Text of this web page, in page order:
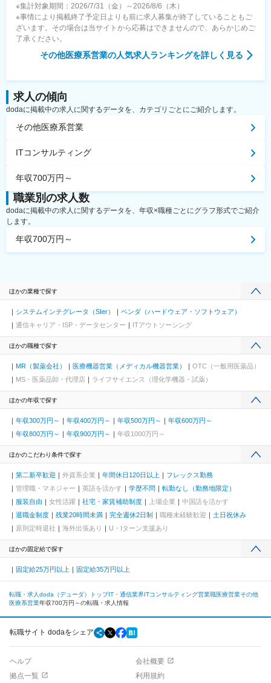
※集計対象期間：2026/7/31（金）～2026/8/6（木）
※事情により掲載終了予定日よりも前に求人募集が終了していることもご
ざいます。その場合は当サイトから応募はできませんので、あらかじめご
了承ください。
その他医療系営業の人気求人ランキングを詳しく見る
求人の傾向
dodaに掲載中の求人に関するデータを、カテゴリごとにご紹介します。
その他医療系営業
ITコンサルティング
年収700万円～
職業別の求人数
dodaに掲載中の求人に関するデータを、年収×職種ごとにグラフ形式でご紹介
します。
年収700万円～
ほかの業種で探す
システムインテグレータ（SIer）
ベンダ（ハードウェア・ソフトウェア）
通信キャリア・ISP・データセンター
ITアウトソーシング
ほかの職種で探す
MR（製薬会社） 医療機器営業（メディカル機器営業）
OTC（一般用医薬品）
MS・医薬品卸・代理店
ライフサイエンス（理化学機器・試薬）
ほかの年収で探す
年収300万円～ 年収400万円～ 年収500万円～
年収600万円～
年収800万円～
年収900万円～ 年収1000万円～
ほかのこだわり条件で探す
第二新卒歓迎 外資系企業 年間休日120日以上
フレックス勤務
管理職・マネジャー
英語を活かす 学歴不問
転勤なし（勤務地限定）
服装自由
女性活躍 社宅・家賃補助制度 上場企業
中国語を活かす
退職金制度
残業20時間未満 完全週休2日制 職種未経験歓迎
土日祝休み
原則定時退社
海外出張あり U・Iターン支援あり
ほかの固定給で探す
固定給25万円以上 固定給35万円以上
転職・求人doda（デューダ）トップIT・通信業界ITコンサルティング営業職医療営業その他
医療系営業年収700万円～の転職・求人情報
転職サイト dodaをシェア
ヘルプ
会社概要
拠点一覧
利用規約